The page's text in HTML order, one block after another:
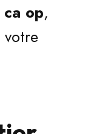
ca op,
votre